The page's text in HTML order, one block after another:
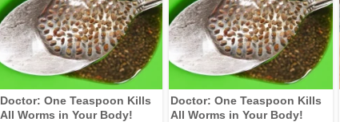
Doctor: One Teaspoon Kills
All Worms in Your Body!
Doctor: One Teaspoon Kills
All Worms in Your Body!